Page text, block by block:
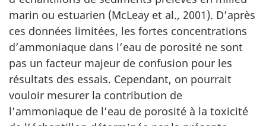
marin ou estuarien (McLeay et al., 2001). D’après
ces données limitées, les fortes concentrations
d’ammoniaque dans l’eau de porosité ne sont
pas un facteur majeur de confusion pour les
résultats des essais. Cependant, on pourrait
vouloir mesurer la contribution de
l’ammoniaque de l’eau de porosité à la toxicité